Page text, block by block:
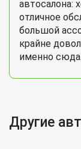
автосалона:
отличное
большой
крайне
именно сюда.
Другие